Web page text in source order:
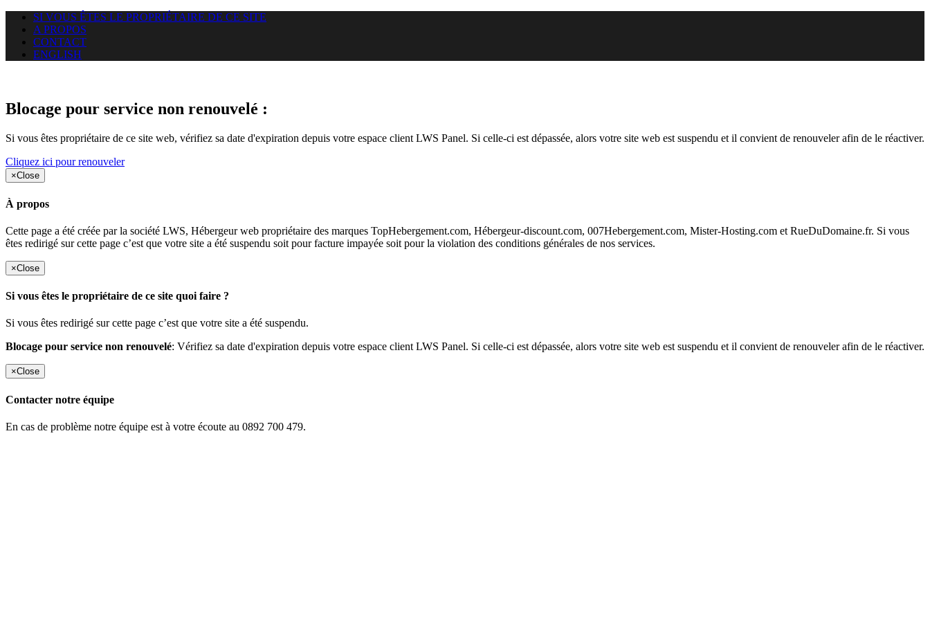
SI VOUS ÊTES LE PROPRIÉTAIRE DE CE SITE
A PROPOS
CONTACT
ENGLISH
Blocage pour service non renouvelé :
Si vous êtes propriétaire de ce site web, vérifiez sa date d'expiration depuis votre espace client LWS Panel. Si celle-ci est dépassée, alors votre site web est suspendu et il convient de renouveler afin de le réactiver.
Cliquez ici pour renouveler
×Close
À propos
Cette page a été créée par la société LWS, Hébergeur web propriétaire des marques TopHebergement.com, Hébergeur-discount.com, 007Hebergement.com, Mister-Hosting.com et RueDuDomaine.fr. Si vous
êtes redirigé sur cette page c’est que votre site a été suspendu soit pour facture impayée soit pour la violation des conditions générales de nos services.
×Close
Si vous êtes le propriétaire de ce site quoi faire ?
Si vous êtes redirigé sur cette page c’est que votre site a été suspendu.
Blocage pour service non renouvelé: Vérifiez sa date d'expiration depuis votre espace client LWS Panel. Si celle-ci est dépassée, alors votre site web est suspendu et il convient de renouveler afin de le réactiver.
×Close
Contacter notre équipe
En cas de problème notre équipe est à votre écoute au 0892 700 479.